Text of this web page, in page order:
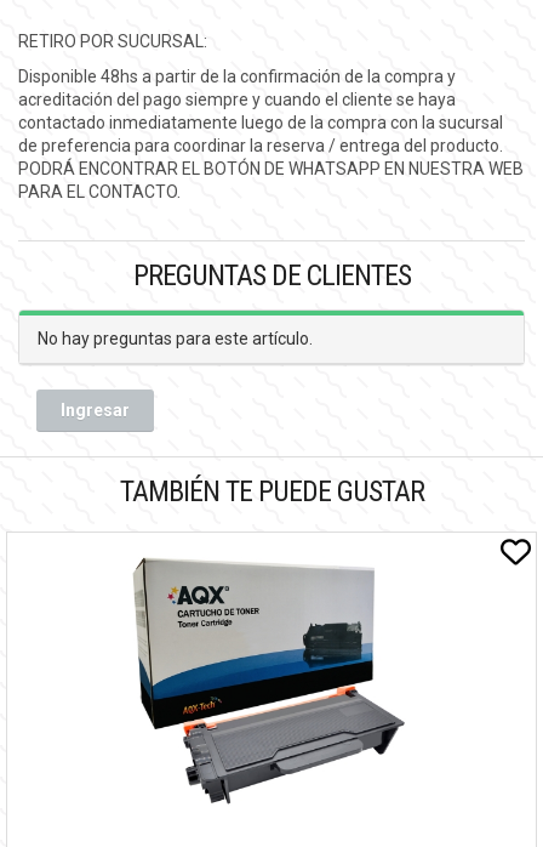
RETIRO POR SUCURSAL:
Disponible 48hs a partir de la confirmación de la compra y
acreditación del pago siempre y cuando el cliente se haya
contactado inmediatamente luego de la compra con la sucursal
de preferencia para coordinar la reserva / entrega del producto.
PODRÁ ENCONTRAR EL BOTÓN DE WHATSAPP EN NUESTRA WEB
PARA EL CONTACTO.
PREGUNTAS DE CLIENTES
No hay preguntas para este artículo.
Ingresar
TAMBIÉN TE PUEDE GUSTAR